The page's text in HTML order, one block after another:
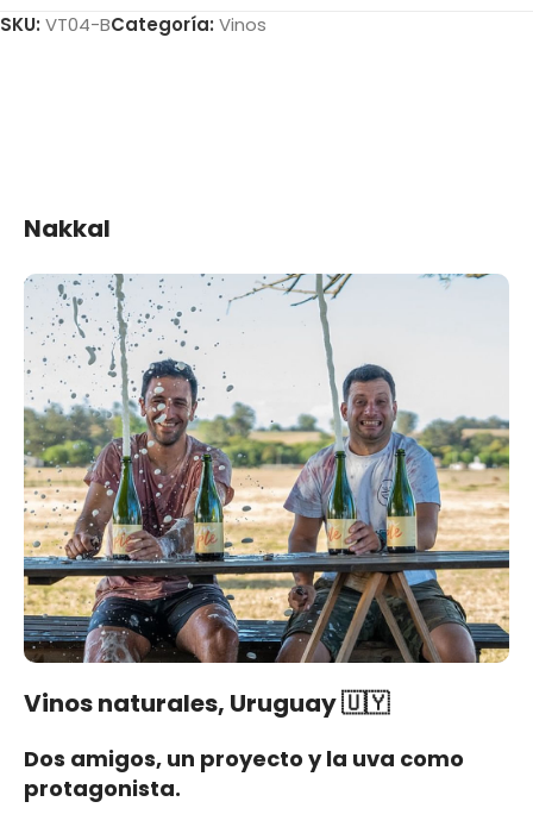
SKU: VT04-BCategoría: Vinos
Nakkal
Vinos naturales, Uruguay 🇺🇾
Dos amigos, un proyecto y la uva como
protagonista.